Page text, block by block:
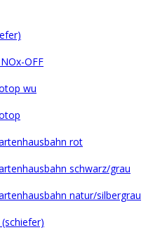
OFF
wu
rot
schwarz/grau
natur/silbergrau